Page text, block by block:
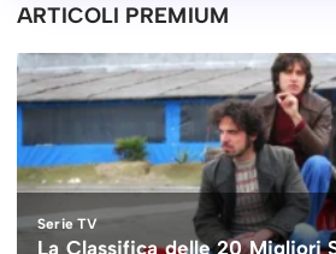
ARTICOLI PREMIUM